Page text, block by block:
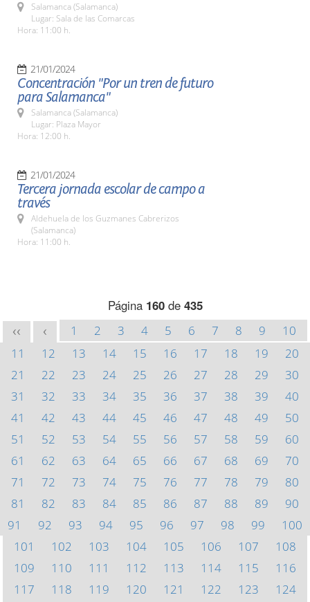
Salamanca (Salamanca)
Lugar: Sala de las Comarcas
Hora: 11:00 h.
21/01/2024
Concentración "Por un tren de futuro
para Salamanca"
Salamanca (Salamanca)
Lugar: Plaza Mayor
Hora: 12:00 h.
21/01/2024
Tercera jornada escolar de campo a
través
Aldehuela de los Guzmanes Cabrerizos
(Salamanca)
Hora: 11:00 h.
Página 160de 435
<< < 1 2 3 4 5 6 7 8 9
10
11
12 13 14 15 16 17 18 19
20
21
22 23 24 25 26 27 28 29
30
31
32 33 34 35 36 37 38 39
40
41
42 43 44 45 46 47 48 49
50
51
52 53 54 55 56 57 58 59
60
61
62 63 64 65 66 67 68 69
70
71
72 73 74 75 76 77 78 79
80
81
82 83 84 85 86 87 88 89
90
91
92 93 94 95 96 97 98 99
100
101
102 103 104 105 106 107
108
109
110 111 112 113 114 115
116
117
118 119 120 121 122 123
124